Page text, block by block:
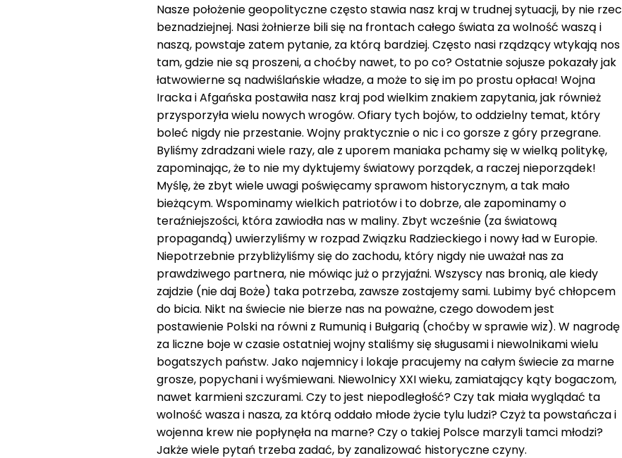
Nasze położenie geopolityczne często stawia nasz kraj w trudnej sytuacji, by nie rzec
beznadziejnej. Nasi żołnierze bili się na frontach całego świata za wolność waszą i
naszą, powstaje zatem pytanie, za którą bardziej. Często nasi rządzący wtykają nos
tam, gdzie nie są proszeni, a choćby nawet, to po co? Ostatnie sojusze pokazały jak
łatwowierne są nadwiślańskie władze, a może to się im po prostu opłaca! Wojna
Iracka i Afgańska postawiła nasz kraj pod wielkim znakiem zapytania, jak również
przysporzyła wielu nowych wrogów. Ofiary tych bojów, to oddzielny temat, który
boleć nigdy nie przestanie. Wojny praktycznie o nic i co gorsze z góry przegrane.
Byliśmy zdradzani wiele razy, ale z uporem maniaka pchamy się w wielką politykę,
zapominając, że to nie my dyktujemy światowy porządek, a raczej nieporządek!
Myślę, że zbyt wiele uwagi poświęcamy sprawom historycznym, a tak mało
bieżącym. Wspominamy wielkich patriotów i to dobrze, ale zapominamy o
teraźniejszości, która zawiodła nas w maliny. Zbyt wcześnie (za światową
propagandą) uwierzyliśmy w rozpad Związku Radzieckiego i nowy ład w Europie.
Niepotrzebnie przybliżyliśmy się do zachodu, który nigdy nie uważał nas za
prawdziwego partnera, nie mówiąc już o przyjaźni. Wszyscy nas bronią, ale kiedy
zajdzie (nie daj Boże) taka potrzeba, zawsze zostajemy sami. Lubimy być chłopcem
do bicia. Nikt na świecie nie bierze nas na poważne, czego dowodem jest
postawienie Polski na równi z Rumunią i Bułgarią (choćby w sprawie wiz). W nagrodę
za liczne boje w czasie ostatniej wojny staliśmy się sługusami i niewolnikami wielu
bogatszych państw. Jako najemnicy i lokaje pracujemy na całym świecie za marne
grosze, popychani i wyśmiewani. Niewolnicy XXI wieku, zamiatający kąty bogaczom,
nawet karmieni szczurami. Czy to jest niepodległość? Czy tak miała wyglądać ta
wolność wasza i nasza, za którą oddało młode życie tylu ludzi? Czyż ta powstańcza i
wojenna krew nie popłynęła na marne? Czy o takiej Polsce marzyli tamci młodzi?
Jakże wiele pytań trzeba zadać, by zanalizować historyczne czyny.